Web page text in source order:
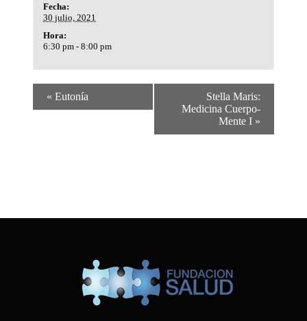
Fecha:
30 julio, 2021
Hora:
6:30 pm - 8:00 pm
« Eutonía
Stella Maris:
Medicina Cuerpo-
Mente I »